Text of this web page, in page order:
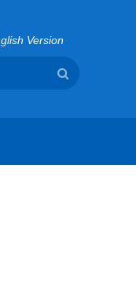
Version